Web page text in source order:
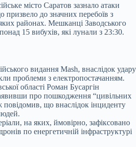
місто Саратов зазнало атаки
призвело до значних перебоїв з
районах. Мешканці Заводського
15 вибухів, які лунали з 23:30.
видання Mash, внаслідок удару
проблеми з електропостачанням.
області Роман Бусаргін
про пошкодження “цивільних
повідомив, що внаслідок інциденту
на яких, ймовірно, зафіксовано
по енергетичній інфраструктурі